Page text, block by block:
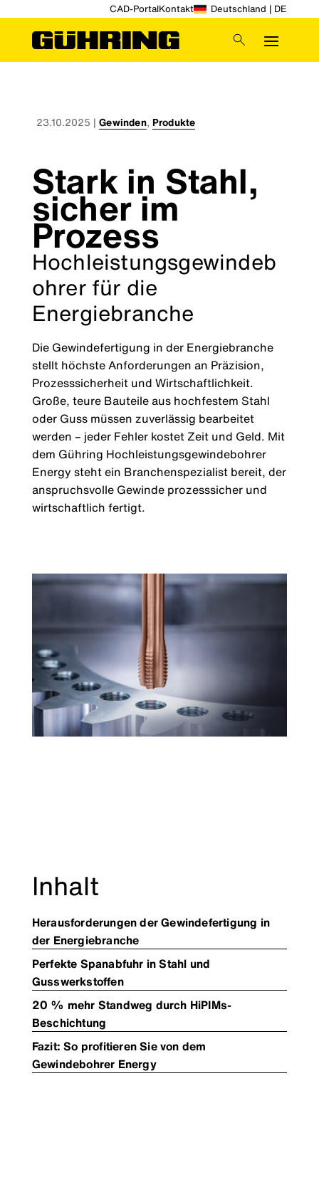
CAD-PortalKontakt Deutschland | DE
23.10.2025 |Gewinden, Produkte
Stark in Stahl,
sicher im
Prozess
Hochleistungsgewindeb
ohrer für die
Energiebranche
Die Gewindefertigung in der Energiebranche
stellt höchste Anforderungen an Präzision,
Prozesssicherheit und Wirtschaftlichkeit.
Große, teure Bauteile aus hochfestem Stahl
oder Guss müssen zuverlässig bearbeitet
werden – jeder Fehler kostet Zeit und Geld. Mit
dem Gühring Hochleistungsgewindebohrer
Energy steht ein Branchenspezialist bereit, der
anspruchsvolle Gewinde prozesssicher und
wirtschaftlich fertigt.
Inhalt
Herausforderungen der Gewindefertigung in
der Energiebranche
Perfekte Spanabfuhr in Stahl und
Gusswerkstoffen
20 % mehr Standweg durch HiPIMs-
Beschichtung
Fazit: So profitieren Sie von dem
Gewindebohrer Energy